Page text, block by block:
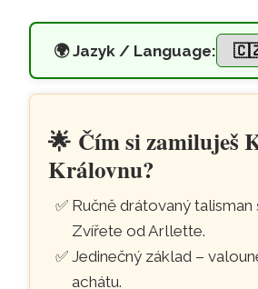
🌍Jazyk / Language:
Přeskočit na hlavní obsah
Drátovaný
🌟 Čím si zamiluješ
Královnu?
Ručně drátovaný talisman
Zvířete od Arllette.
Jedinečný základ –
achátu.